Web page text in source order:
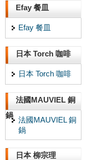
Efay 餐皿
Efay 餐皿
日本 Torch 咖啡
日本 Torch 咖啡
法國MAUVIEL 銅
鍋
法國MAUVIEL 銅
鍋
日本 柳宗理